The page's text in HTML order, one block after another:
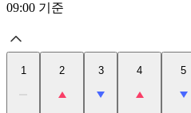
09:00 기준
1 2 3 4 5